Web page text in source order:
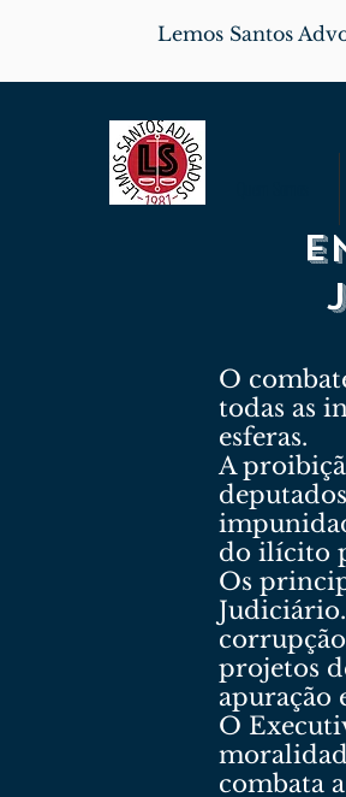
Lemos Santos
O
todas as
esferas.
A
do ilícito
Os
projetos
apuração
O
combata